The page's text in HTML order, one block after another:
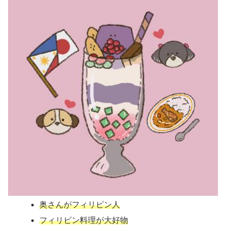
奥さんがフィリピン人
フィリピン料理が大好物